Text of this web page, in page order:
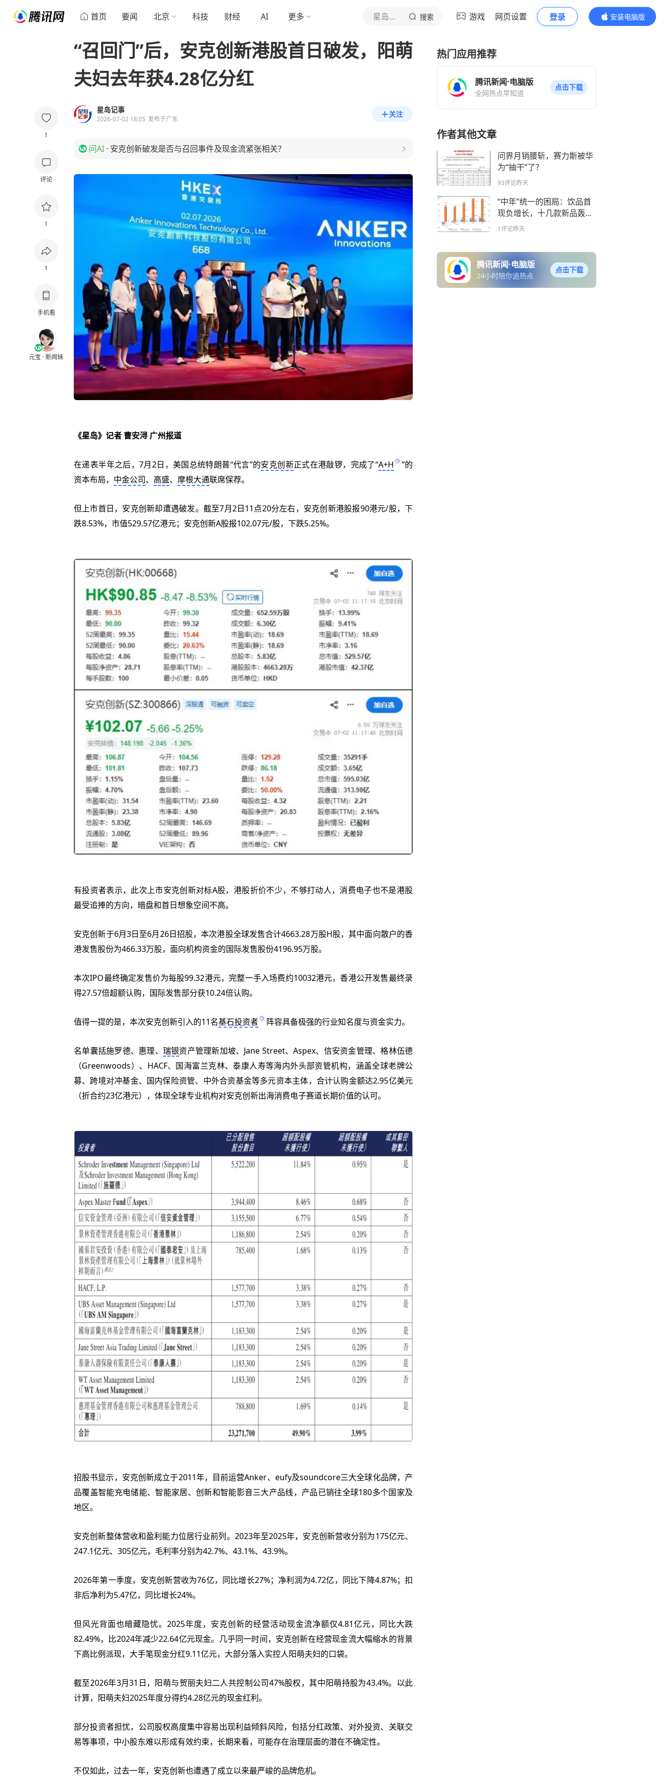
首页 要闻 北京 科技 财经 AI 更多 星岛记事 搜索 游戏 网页设置 登录
安装电脑版
内容更精彩
1
评论
1
1
手机看
元宝 · 新闻妹
“召回门”后，安克创新港股首日破发，阳萌
夫妇去年获4.28亿分红
星岛记事
2026-07-02 18:05 发布于广东
关注
问AI · 安克创新破发是否与召回事件及现金流紧张相关？
《星岛》记者 曹安浔 广州报道
在递表半年之后，7月2日，美国总统特朗普“代言”的安克创新正式在港敲锣，完成了“A+H
”的
资本布局， 中金公司、 高盛、 摩根大通联席保荐。
但上市首日，安克创新却遭遇破发。截至7月2日11点20分左右，安克创新港股报90港元/股，下
跌8.53%，市值529.57亿港元；安克创新A股报102.07元/股，下跌5.25%。
有投资者表示，此次上市安克创新对标A股，港股折价不少，不够打动人，消费电子也不是港股
最受追捧的方向，暗盘和首日想象空间不高。
安克创新于6月3日至6月26日招股，本次港股全球发售合计4663.28万股H股，其中面向散户的香
港发售股份为466.33万股，面向机构资金的国际发售股份4196.95万股。
本次IPO最终确定发售价为每股99.32港元，完整一手入场费约10032港元，香港公开发售最终录
得27.57倍‌超额认购，国际发售部分获10.24倍认购。
值得一提的是，本次安克创新引入的11名基石投资者 阵容具备极强的行业知名度与资金实力。
名单囊括施罗德、惠理、 瑞银资产管理新加坡、Jane Street、Aspex、信安资金管理、格林伍德
（Greenwoods）、HACF、国海富兰克林、泰康人寿等海内外头部资管机构，涵盖全球老牌公
募、跨境对冲基金、国内保险资管、中外合资基金等多元资本主体，合计认购金额达2.95亿美元
（折合约23亿港元），体现全球专业机构对安克创新出海消费电子赛道长期价值的认可。
招股书显示，安克创新成立于2011年，目前运营Anker、eufy及soundcore三大全球化品牌，产
品覆盖智能充电储能、智能家居、创新和智能影音三大产品线，产品已销往全球180多个国家及
地区。
安克创新整体营收和盈利能力位居行业前列。2023年至2025年，安克创新营收分别为175亿元、
247.1亿元、305亿元，毛利率分别为42.7%、43.1%、43.9%。
2026年第一季度，安克创新营收为76亿，同比增长27%；净利润为4.72亿，同比下降4.87%；扣
非后净利为5.47亿，同比增长24%。
但风光背面也暗藏隐忧。2025年度，安克创新的经营活动现金流净额仅4.81亿元，同比大跌
82.49%，比2024年减少22.64亿元现金。几乎同一时间，安克创新在经营现金流大幅缩水的背景
下高比例派现，大手笔现金分红9.11亿元，大部分落入实控人阳萌夫妇的口袋。
截至2026年3月31日，阳萌与贺丽夫妇二人共控制公司47%股权，其中阳萌持股为43.4%。以此
计算，阳萌夫妇2025年度分得约4.28亿元的现金红利。
部分投资者担忧，公司股权高度集中容易出现利益倾斜风险，包括分红政策、对外投资、关联交
易等事项，中小股东难以形成有效约束，长期来看，可能存在治理层面的潜在不确定性。
不仅如此，过去一年，安克创新也遭遇了成立以来最严峻的品牌危机。
热门应用推荐
腾讯新闻·电脑版
全网热点早知道
点击下载
作者其他文章
问界月销腰斩，赛力斯被华
为“抽干”了？
93评论昨天
“中年”统一的困局：饮品首
现负增长，十几款新品轰炸
难造爆款
1评论昨天
腾讯新闻·电脑版
24小时陪你追热点
点击下载